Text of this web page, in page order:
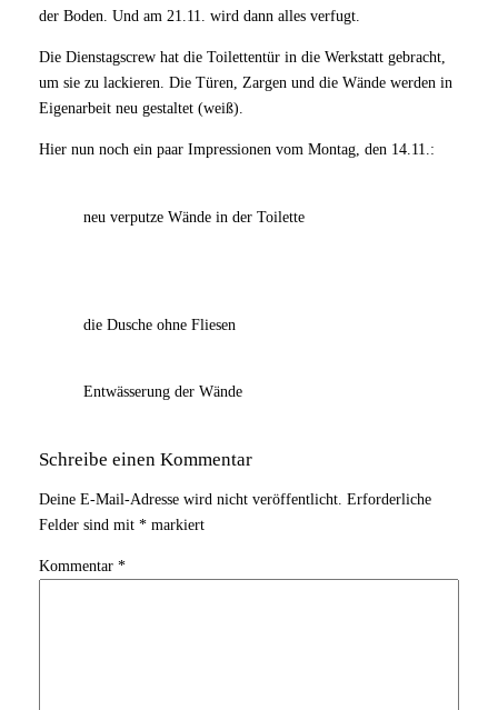
der Boden. Und am 21.11. wird dann alles verfugt.
Die Dienstagscrew hat die Toilettentür in die Werkstatt gebracht,
um sie zu lackieren. Die Türen, Zargen und die Wände werden in
Eigenarbeit neu gestaltet (weiß).
Hier nun noch ein paar Impressionen vom Montag, den 14.11.:
neu verputze Wände in der Toilette
die Dusche ohne Fliesen
Entwässerung der Wände
Schreibe einen Kommentar
Deine E-Mail-Adresse wird nicht veröffentlicht. Erforderliche
Felder sind mit *markiert
Kommentar *